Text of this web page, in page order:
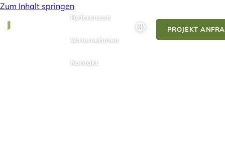
Zum Inhalt springen
Referenzen
Unternehmen
Kontakt
PROJEKT